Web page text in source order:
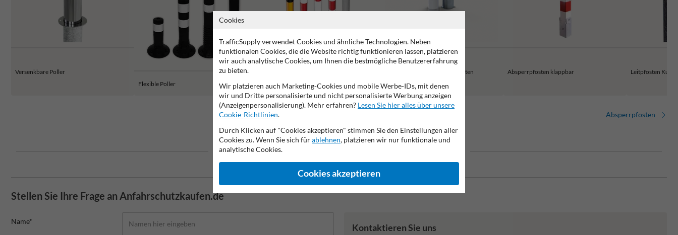
Versenkbare Poller
Flexible Poller
Herausnehmbare Absperrpfosten Absperrpfosten klappbar Leitpfosten
Absperrpfosten
2 Jahre Werksgarantie
Stellen Sie Ihre Frage an Anfahrschutzkaufen.de
Name*
Kontaktieren Sie uns
Cookies
TrafficSupply verwendet Cookies und ähnliche Technologien. Neben
funktionalen Cookies, die die Website richtig funktionieren lassen, platzieren
wir auch analytische Cookies, um Ihnen die bestmögliche Benutzererfahrung
zu bieten.
Wir platzieren auch Marketing-Cookies und mobile Werbe-IDs, mit denen
wir und Dritte personalisierte und nicht personalisierte Werbung anzeigen
(Anzeigenpersonalisierung). Mehr erfahren? Lesen Sie hier alles über unsere
Cookie-Richtlinien.
Durch Klicken auf "Cookies akzeptieren" stimmen Sie den Einstellungen aller
Cookies zu. Wenn Sie sich fürablehnen, platzieren wir nur funktionale und
analytische Cookies.
Cookies akzeptieren